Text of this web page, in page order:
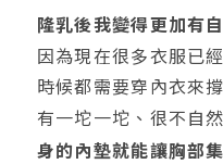
隆乳後我變得更加有
因為現在很多衣服已
時候都需要穿內衣來
有一坨一坨、很不自
身的內墊就能讓胸部